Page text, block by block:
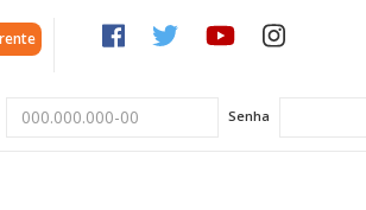
Senha